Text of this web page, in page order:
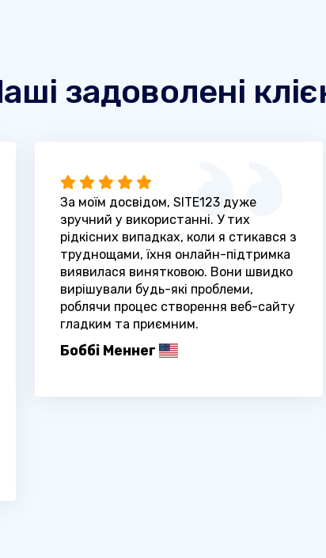
задоволені
За моїм досвідом, SITE123 дуже
зручний у використанні. У тих
рідкісних випадках, коли я стикався з
труднощами, їхня онлайн-підтримка
виявилася винятковою. Вони швидко
вирішували будь-які проблеми,
роблячи процес створення веб-сайту
гладким та приємним.
Боббі Меннег